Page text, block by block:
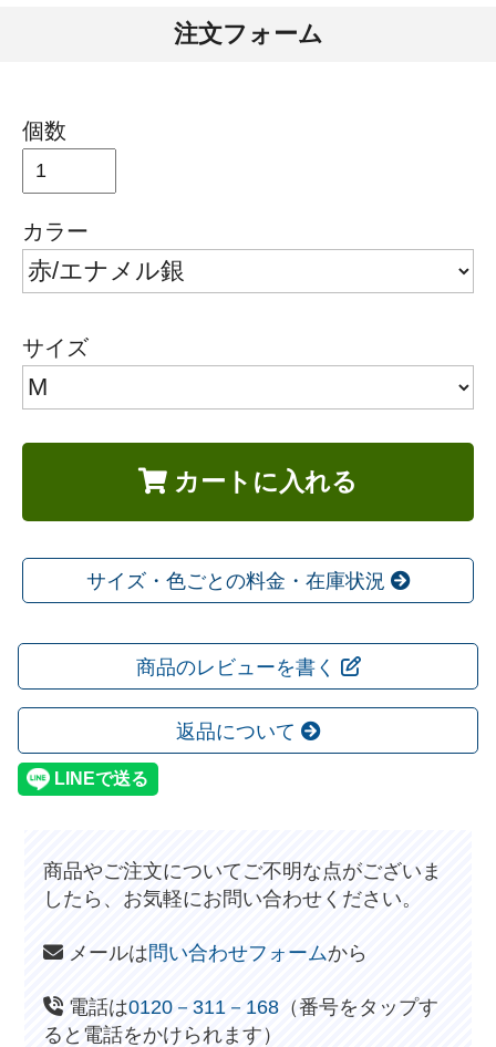
注文フォーム
個数
カラー
サイズ
カートに入れる
サイズ・色ごとの料金・在庫状況
商品のレビューを書く
返品について
商品やご注文についてご不明な点がございま
したら、お気軽にお問い合わせください。
メールは問い合わせフォームから
電話は0120－311－168 （番号をタップす
ると電話をかけられます）